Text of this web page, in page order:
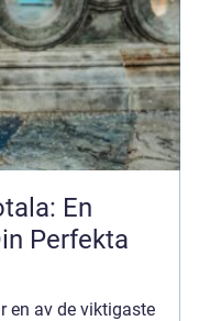
En
Perfekta
en av de viktigaste